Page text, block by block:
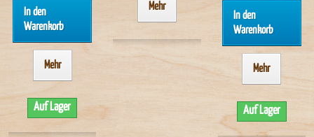
In den
Warenkorb
Mehr
Auf Lager
Mehr
In den
Warenkorb
Mehr
Auf Lager